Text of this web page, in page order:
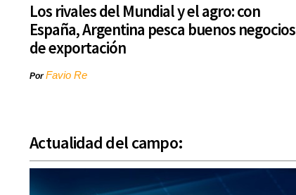
Los rivales del Mundial y el agro: con
España, Argentina pesca buenos negocios
de exportación
PorFavio Re
Actualidad del campo: